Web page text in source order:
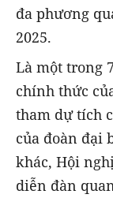
đa phương
2025.
Là một trong
chính thức
tham dự tích
của đoàn đại
khác, Hội
diễn đàn